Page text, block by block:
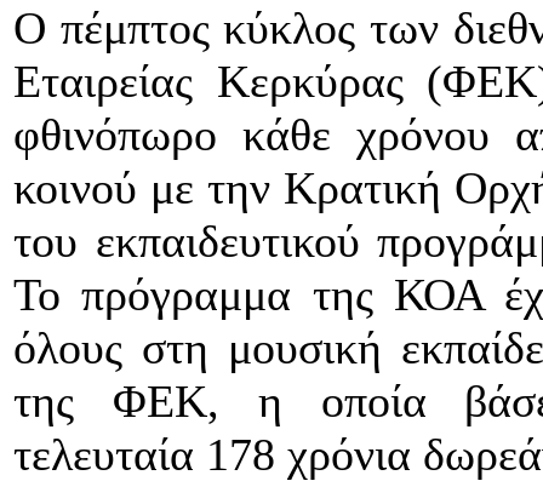
Ο πέμπτος κύκλος των
Εταιρείας Κερκύρας
φθινόπωρο κάθε χρόνου
κοινού με την Κρατική
του εκπαιδευτικού
Το πρόγραμμα της ΚΟΑ
όλους στη μουσική
της ΦΕΚ, η οποία
τελευταία 178 χρόνια